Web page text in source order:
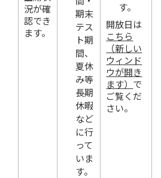
況が確
認でき
ます。
期末
テス
ト期
間、
夏休
み等
長期
休暇
など
に行
って
いま
す。
す。
開放日は
こちら
（新しい
ウィンド
ウが開き
ます） で
ご覧くだ
さい。